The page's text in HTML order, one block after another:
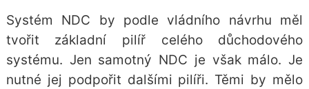
Systém NDC by podle vládního návrhu měl
tvořit základní pilíř celého důchodového
systému. Jen samotný NDC je však málo. Je
nutné jej podpořit dalšími pilíři. Těmi by mělo